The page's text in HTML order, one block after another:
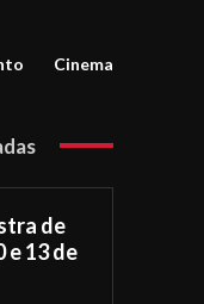
Cinema
de
e 13 de